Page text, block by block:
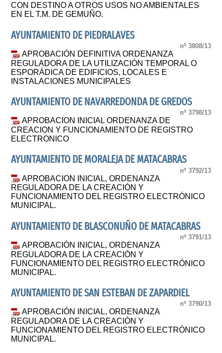
CON DESTINO A OTROS USOS NO AMBIENTALES
EN EL T.M. DE GEMUÑO.
AYUNTAMIENTO DE PIEDRALAVES
nº 3808/13
APROBACIÓN DEFINITIVA ORDENANZA
REGULADORA DE LA UTILIZACIÓN TEMPORAL O
ESPORÁDICA DE EDIFICIOS, LOCALES E
INSTALACIONES MUNICIPALES
AYUNTAMIENTO DE NAVARREDONDA DE GREDOS
nº 3798/13
APROBACION INICIAL ORDENANZA DE
CREACION Y FUNCIONAMIENTO DE REGISTRO
ELECTRONICO
AYUNTAMIENTO DE MORALEJA DE MATACABRAS
nº 3792/13
APROBACION INICIAL, ORDENANZA
REGULADORA DE LA CREACIÓN Y
FUNCIONAMIENTO DEL REGISTRO ELECTRÓNICO
MUNICIPAL.
AYUNTAMIENTO DE BLASCONUÑO DE MATACABRAS
nº 3791/13
APROBACIÓN INICIAL, ORDENANZA
REGULADORA DE LA CREACIÓN Y
FUNCIONAMIENTO DEL REGISTRO ELECTRÓNICO
MUNICIPAL.
AYUNTAMIENTO DE SAN ESTEBAN DE ZAPARDIEL
nº 3790/13
APROBACIÓN INICIAL, ORDENANZA
REGULADORA DE LA CREACIÓN Y
FUNCIONAMIENTO DEL REGISTRO ELECTRÓNICO
MUNICIPAL.